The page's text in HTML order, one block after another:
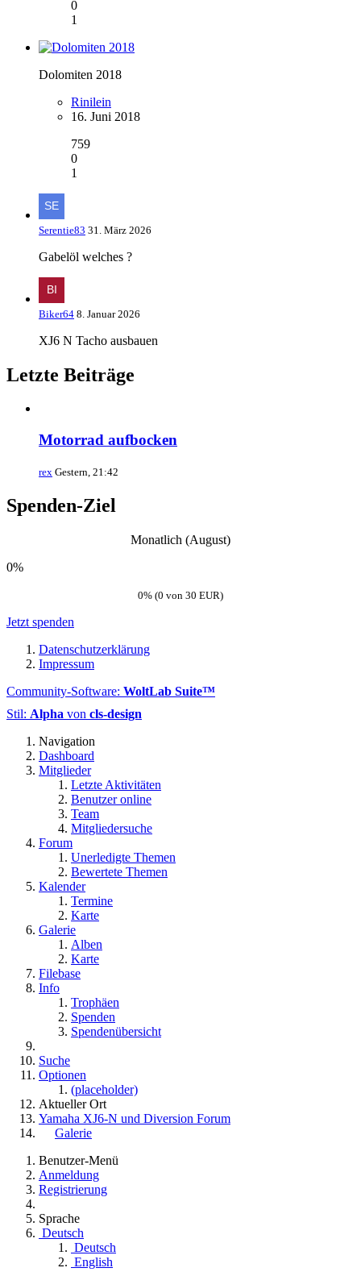
0
1
Dolomiten 2018
Rinilein
16. Juni 2018
759
0
1
Serentie83 31. März 2026
Gabelöl welches ?
Biker64 8. Januar 2026
XJ6 N Tacho ausbauen
Letzte Beiträge
Motorrad aufbocken
rex Gestern, 21:42
Spenden-Ziel
Monatlich (August)
0%
0% (0 von 30 EUR)
Jetzt spenden
Datenschutzerklärung
Impressum
Community-Software: WoltLab Suite™
Stil: Alpha von cls-design
Navigation
Dashboard
Mitglieder
Letzte Aktivitäten
Benutzer online
Team
Mitgliedersuche
Forum
Unerledigte Themen
Bewertete Themen
Kalender
Termine
Karte
Galerie
Alben
Karte
Filebase
Info
Trophäen
Spenden
Spendenübersicht
Suche
Optionen
(placeholder)
Aktueller Ort
Yamaha XJ6-N und Diversion Forum
Galerie
Benutzer-Menü
Anmeldung
Registrierung
Sprache
Deutsch
Deutsch
English